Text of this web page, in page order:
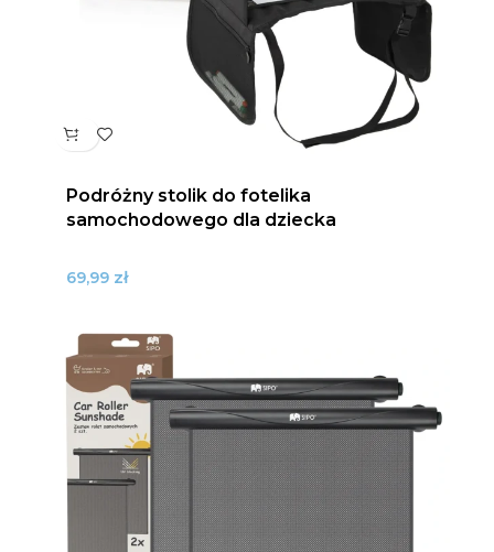
Podróżny stolik do fotelika
samochodowego dla dziecka
69,99 zł